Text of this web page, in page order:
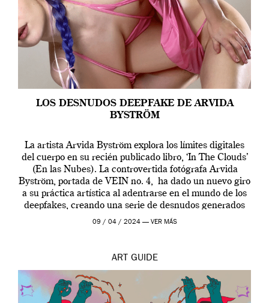
LOS DESNUDOS DEEPFAKE DE ARVIDA
BYSTRÖM
La artista Arvida Byström explora los límites digitales
del cuerpo en su recién publicado libro, ‘In The Clouds’
(En las Nubes). La controvertida fotógrafa Arvida
Byström, portada de VEIN no. 4, ha dado un nuevo giro
a su práctica artística al adentrarse en el mundo de los
deepfakes, creando una serie de desnudos generados
por […]
09 / 04 / 2024 — VER MÁS
ART GUIDE